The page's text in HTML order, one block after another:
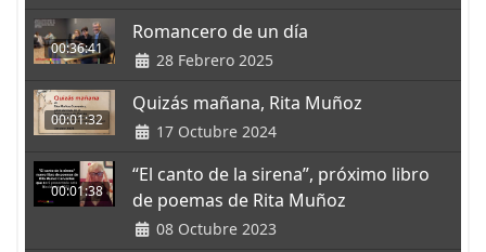
00:36:41
Romancero de un día
28 Febrero 2025
00:01:32
Quizás mañana, Rita Muñoz
17 Octubre 2024
00:01:38
“El canto de la sirena”, próximo libro
de poemas de Rita Muñoz
08 Octubre 2023